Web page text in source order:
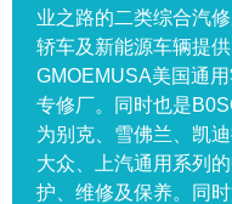
业之路的二类综合汽
轿车及新能源车辆提
GMOEMUSA美国通
专修厂。同时也是
为别克、雪佛兰、凯
大众、上汽通用系列
护、维修及保养。同